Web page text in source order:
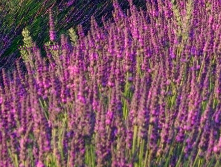
Copyright © 2026 Női eszencia